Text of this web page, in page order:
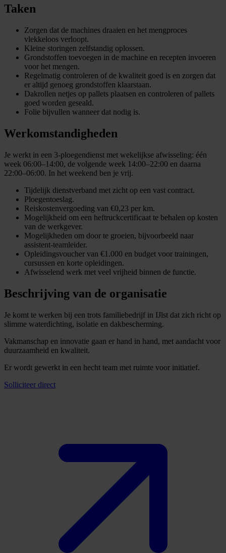
Taken
Zorgen dat de machines draaien en het mengproces
vlekkeloos verloopt.
Kleine storingen zelfstandig oplossen.
Grondstoffen toevoegen in de machine en recepten invoeren
voor het mengen.
Regelmatig controleren of de kwaliteit goed is en zorgen dat
er altijd genoeg grondstoffen klaarstaan.
Dakrollen netjes op pallets plaatsen en controleren of pallets
goed worden geseald.
Folie bijvullen wanneer dat nodig is.
Werkomstandigheden
Je werkt in een 3-ploegendienst met wekelijkse afwisseling: één
week 06:00–14:00, de volgende week 14:00–22:00 en daarna
22:00–06:00. In het weekend ben je vrij.
Tijdelijk dienstverband met zicht op een vast contract.
Ploegentoeslag.
Reiskostenvergoeding van €0,23 per km.
Mogelijkheid om een heftruckcertificaat te behalen op kosten
van de werkgever.
Mogelijkheden om door te groeien, bijvoorbeeld naar
assistent-teamleider.
Opleidingsvoucher van €1.000 en budget voor trainingen,
cursussen en korte opleidingen.
Afwisselend werk met veel vrijheid binnen de functie.
Beschrijving van de organisatie
Je komt te werken bij een trots familiebedrijf in IJlst dat zich richt op
slimme waterdichting, isolatie en dakbescherming.
Vakmanschap en innovatie gaan er hand in hand, met aandacht voor
duurzaamheid en kwaliteit.
Er wordt gewerkt in een hecht team met ruimte voor initiatief.
Solliciteer direct